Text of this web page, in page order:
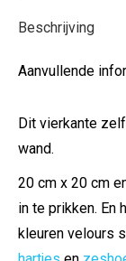
Beschrijving
Aanvullende
Dit vierkante
wand.
20 cm x 20 cm
in te prikken. En
kleuren velours